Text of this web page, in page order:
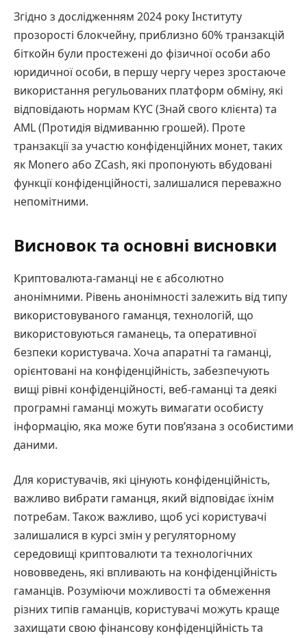
Згідно з дослідженням 2024 року Інституту
прозорості блокчейну, приблизно 60% транзакцій
біткойн були простежені до фізичної особи або
юридичної особи, в першу чергу через зростаюче
використання регульованих платформ обміну, які
відповідають нормам KYC (Знай свого клієнта) та
AML (Протидія відмиванню грошей). Проте
транзакції за участю конфіденційних монет, таких
як Monero або ZCash, які пропонують вбудовані
функції конфіденційності, залишалися переважно
непомітними.
Висновок та основні висновки
Криптовалюта-гаманці не є абсолютно
анонімними. Рівень анонімності залежить від типу
використовуваного гаманця, технологій, що
використовуються гаманець, та оперативної
безпеки користувача. Хоча апаратні та гаманці,
орієнтовані на конфіденційність, забезпечують
вищі рівні конфіденційності, веб-гаманці та деякі
програмні гаманці можуть вимагати особисту
інформацію, яка може бути пов’язана з особистими
даними.
Для користувачів, які цінують конфіденційність,
важливо вибрати гаманця, який відповідає їхнім
потребам. Також важливо, щоб усі користувачі
залишалися в курсі змін у регуляторному
середовищі криптовалюти та технологічних
нововведень, які впливають на конфіденційність
гаманців. Розуміючи можливості та обмеження
різних типів гаманців, користувачі можуть краще
захищати свою фінансову конфіденційність та